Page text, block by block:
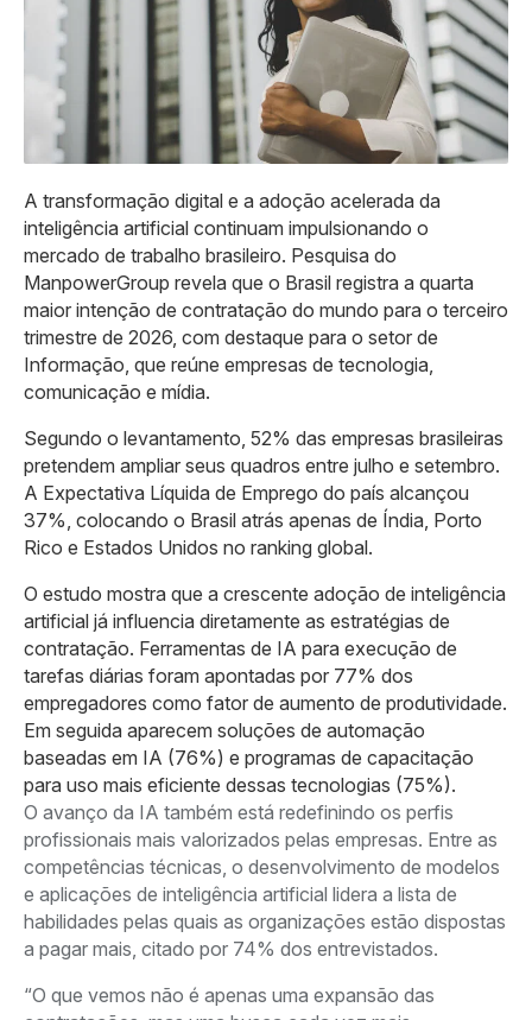
A transformação digital e a adoção acelerada da
inteligência artificial continuam impulsionando o
mercado de trabalho brasileiro. Pesquisa do
ManpowerGroup revela que o Brasil registra a quarta
maior intenção de contratação do mundo para o terceiro
trimestre de 2026, com destaque para o setor de
Informação, que reúne empresas de tecnologia,
comunicação e mídia.
Segundo o levantamento, 52% das empresas brasileiras
pretendem ampliar seus quadros entre julho e setembro.
A Expectativa Líquida de Emprego do país alcançou
37%, colocando o Brasil atrás apenas de Índia, Porto
Rico e Estados Unidos no ranking global.
O estudo mostra que a crescente adoção de inteligência
artificial já influencia diretamente as estratégias de
contratação. Ferramentas de IA para execução de
tarefas diárias foram apontadas por 77% dos
empregadores como fator de aumento de produtividade.
Em seguida aparecem soluções de automação
baseadas em IA (76%) e programas de capacitação
para uso mais eficiente dessas tecnologias (75%).
O avanço da IA também está redefinindo os perfis
profissionais mais valorizados pelas empresas. Entre as
competências técnicas, o desenvolvimento de modelos
e aplicações de inteligência artificial lidera a lista de
habilidades pelas quais as organizações estão dispostas
a pagar mais, citado por 74% dos entrevistados.
“O que vemos não é apenas uma expansão das